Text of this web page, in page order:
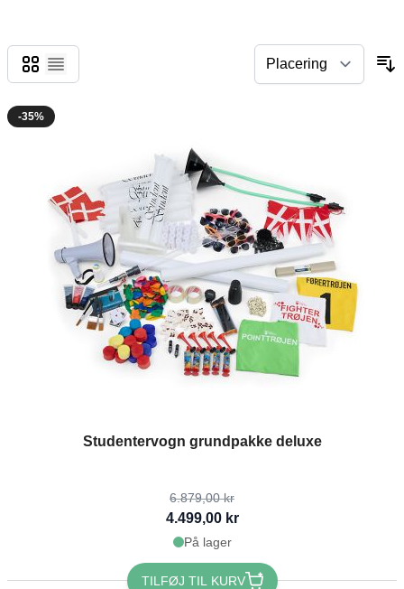
Gitter
Liste
-35%
Studentervogn grundpakke deluxe
The price depends on the options chosen on the product page
6.879,00 kr
4.499,00 kr
På lager
TILFØJ TIL KURV